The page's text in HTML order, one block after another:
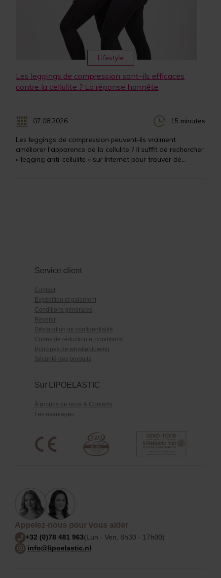
Lifestyle
Les leggings de compression sont-ils efficaces
contre la cellulite ? La réponse honnête
07.08.2026 15 minutes
Les leggings de compression peuvent-ils vraiment
améliorer l'apparence de la cellulite ? Il suffit de rechercher
« legging anti-cellulite » sur Internet pour trouver de...
Service client
Contact
Expédition et paiement
Conditions générales
Revenir
Déclaration de confidentialité
Codes de réduction et conditions
Principes de whistleblowing
Sécurité des produits
Sur LIPOELASTIC
À propos de nous & Contacts
Les avantages
Appelez-nous pour vous aider
+32 (0)78 481 963(Lun - Ven, 8h30 - 17h00)
info@lipoelastic.nl